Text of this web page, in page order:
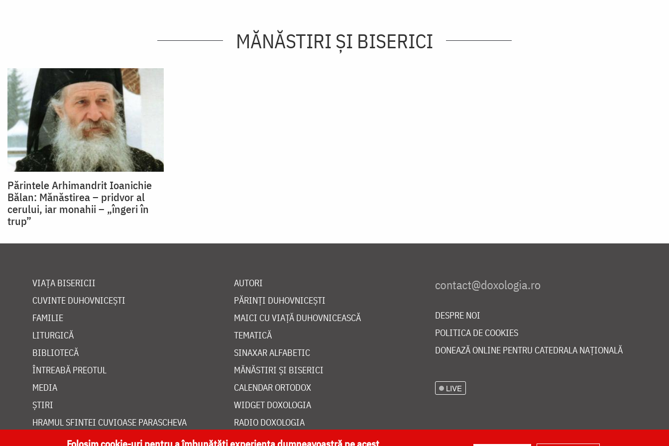
MĂNĂSTIRI ȘI BISERICI
Părintele Arhimandrit Ioanichie
Bălan: Mănăstirea – pridvor al
cerului, iar monahii – „îngeri în
trup”
VIAȚA BISERICII
CUVINTE DUHOVNICEȘTI
FAMILIE
LITURGICĂ
BIBLIOTECĂ
ÎNTREABĂ PREOTUL
MEDIA
ȘTIRI
HRAMUL SFINTEI CUVIOASE PARASCHEVA
AUTORI
PĂRINȚI DUHOVNICEȘTI
MAICI CU VIAȚĂ DUHOVNICEASCĂ
TEMATICĂ
SINAXAR ALFABETIC
MĂNĂSTIRI ȘI BISERICI
CALENDAR ORTODOX
WIDGET DOXOLOGIA
RADIO DOXOLOGIA
DESPRE NOI
POLITICA DE COOKIES
DONEAZĂ ONLINE PENTRU CATEDRALA NAȚIONALĂ
LIVE